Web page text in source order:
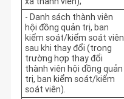
- Danh sách thành viên
hội đồng quản trị, ban
kiểm soát/kiểm soát viên
sau khi thay đổi (trong
trường hợp thay đổi
thành viên hội đồng quản
trị, ban kiểm soát/kiểm
soát viên).